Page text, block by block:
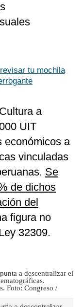
tu mochila
a
UIT
económicos a
vinculadas
Se
de dichos
del
figura no
32309.